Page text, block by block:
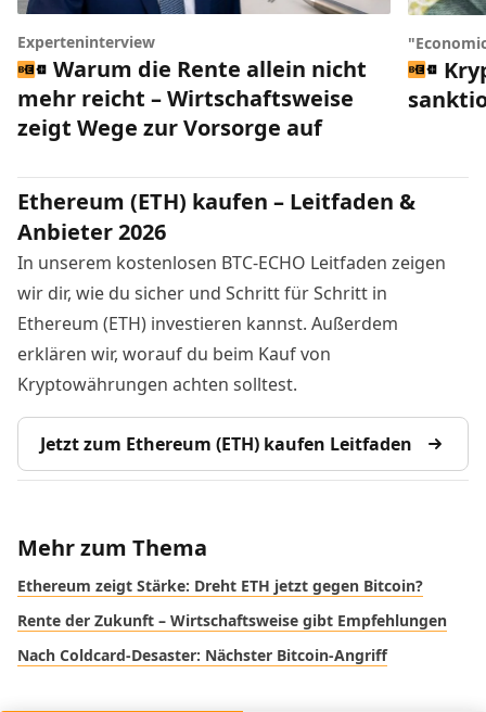
Experteninterview
Warum die Rente allein nicht
mehr reicht – Wirtschaftsweise
zeigt Wege zur Vorsorge auf
Ethereum (ETH) kaufen – Leitfaden &
Anbieter 2026
In unserem kostenlosen BTC-ECHO Leitfaden zeigen
wir dir, wie du sicher und Schritt für Schritt in
Ethereum (ETH) investieren kannst. Außerdem
erklären wir, worauf du beim Kauf von
Kryptowährungen achten solltest.
Jetzt zum Ethereum (ETH) kaufen Leitfaden
Mehr zum Thema
Ethereum zeigt Stärke: Dreht ETH jetzt gegen Bitcoin?
Rente der Zukunft – Wirtschaftsweise gibt Empfehlungen
Nach Coldcard-Desaster: Nächster Bitcoin-Angriff